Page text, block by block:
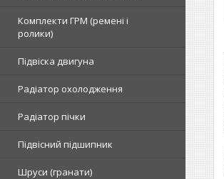
Комплекти ГРМ (ремені і
ролики)
Підвіска двигуна
Радіатор охолодження
Радіатор пічки
Підвісний підшипник
Шруси (гранати)